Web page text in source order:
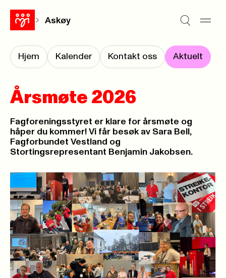
Askøy
Hjem Kalender Kontakt oss Aktuelt
Årsmøte 2026
Fagforeningsstyret er klare for årsmøte og
håper du kommer! Vi får besøk av Sara Bell,
Fagforbundet Vestland og
Stortingsrepresentant Benjamin Jakobsen.